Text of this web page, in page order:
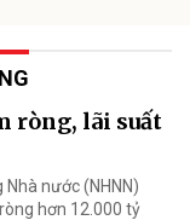
ròng, lãi suất
nước (NHNN)
hơn 12.000 tỷ